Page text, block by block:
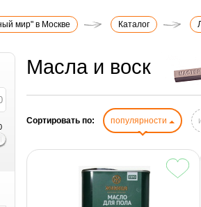
мир" в Москве Каталог
Масла и воск
Сортировать по: популярности